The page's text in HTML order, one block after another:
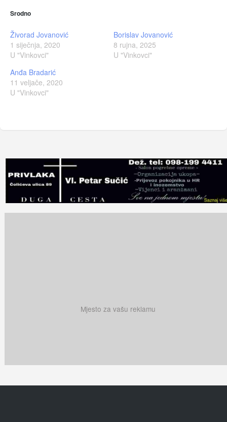
Srodno
Živorad Jovanović
1 siječnja, 2020
U "Vinkovci"
Borislav Jovanović
8 rujna, 2025
U "Vinkovci"
Anđa Bradarić
11 veljače, 2020
U "Vinkovci"
Mjesto za vašu reklamu